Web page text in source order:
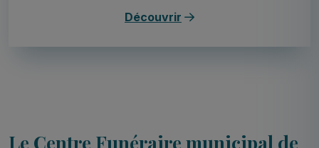
Découvrir
Le Centre Funéraire municipal de